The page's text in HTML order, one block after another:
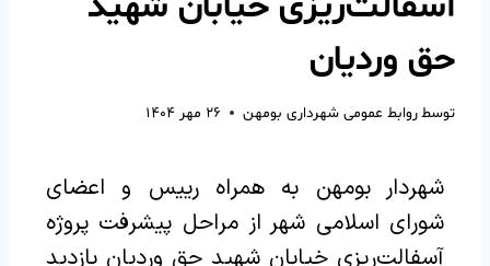
حق وردیان
توسطروابط عمومی شهرداری بومهن ۲۶ مهر ۱۴۰۴
شهردار بومهن به همراه رییس و اعضای
شورای اسلامی شهر از مراحل پیشرفت پروژه
آسفالت‌ریزی خیابان شهید حق وردیان بازدید